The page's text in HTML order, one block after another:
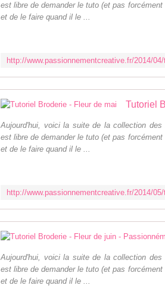
est libre de demander le tuto (et pas
et de le faire quand il le ...
Tutoriel
Aujourd'hui, voici la suite de la collection
est libre de demander le tuto (et pas
et de le faire quand il le ...
Aujourd'hui, voici la suite de la collection
est libre de demander le tuto (et pas
et de le faire quand il le ...